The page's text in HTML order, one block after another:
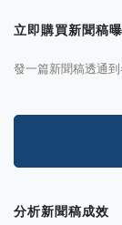
立即購買新聞稿
發一篇新聞稿透通
分析新聞稿成效